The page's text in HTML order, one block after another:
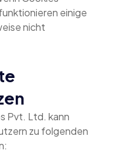
einige
nicht
Pvt. Ltd. kann
zu folgenden